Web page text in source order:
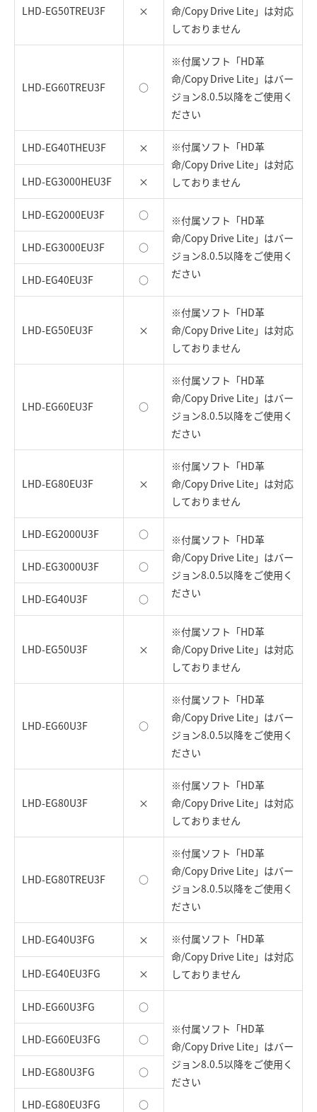
LHD-EG50TREU3F ×
命/Copy Drive Lite」は対応
しておりません
LHD-EG60TREU3F ○
※付属ソフト「HD革
命/Copy Drive Lite」はバー
ジョン8.0.5以降をご使用く
ださい
LHD-EG40THEU3F ×
※付属ソフト「HD革
命/Copy Drive Lite」は対応
しておりません
LHD-EG3000HEU3F ×
LHD-EG2000EU3F ○
※付属ソフト「HD革
命/Copy Drive Lite」はバー
ジョン8.0.5以降をご使用く
ださい
LHD-EG3000EU3F ○
LHD-EG40EU3F ○
LHD-EG50EU3F ×
※付属ソフト「HD革
命/Copy Drive Lite」は対応
しておりません
LHD-EG60EU3F ○
※付属ソフト「HD革
命/Copy Drive Lite」はバー
ジョン8.0.5以降をご使用く
ださい
LHD-EG80EU3F ×
※付属ソフト「HD革
命/Copy Drive Lite」は対応
しておりません
LHD-EG2000U3F ○
※付属ソフト「HD革
命/Copy Drive Lite」はバー
ジョン8.0.5以降をご使用く
ださい
LHD-EG3000U3F ○
LHD-EG40U3F ○
LHD-EG50U3F ×
※付属ソフト「HD革
命/Copy Drive Lite」は対応
しておりません
LHD-EG60U3F ○
※付属ソフト「HD革
命/Copy Drive Lite」はバー
ジョン8.0.5以降をご使用く
ださい
LHD-EG80U3F ×
※付属ソフト「HD革
命/Copy Drive Lite」は対応
しておりません
LHD-EG80TREU3F ○
※付属ソフト「HD革
命/Copy Drive Lite」はバー
ジョン8.0.5以降をご使用く
ださい
LHD-EG40U3FG ×
※付属ソフト「HD革
命/Copy Drive Lite」は対応
しておりません
LHD-EG40EU3FG ×
LHD-EG60U3FG
○
※付属ソフト「HD革
命/Copy Drive Lite」はバー
ジョン8.0.5以降をご使用く
ださい
LHD-EG60EU3FG ○
LHD-EG80U3FG ○
LHD-EG80EU3FG ○